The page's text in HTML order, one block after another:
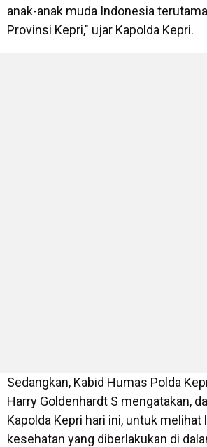
anak-anak muda Indonesia
Provinsi Kepri," ujar Kapolda Kepri.
Sedangkan, Kabid Humas Polda
Harry Goldenhardt S mengatakan,
Kapolda Kepri hari ini, untuk melihat
kesehatan yang diberlakukan di